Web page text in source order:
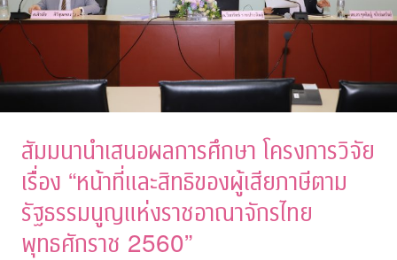
สัมมนานำเสนอผลการศึกษา โครงการวิจัย
เรื่อง “หน้าที่และสิทธิของผู้เสียภาษีตาม
รัฐธรรมนูญแห่งราชอาณาจักรไทย
พุทธศักราช 2560”